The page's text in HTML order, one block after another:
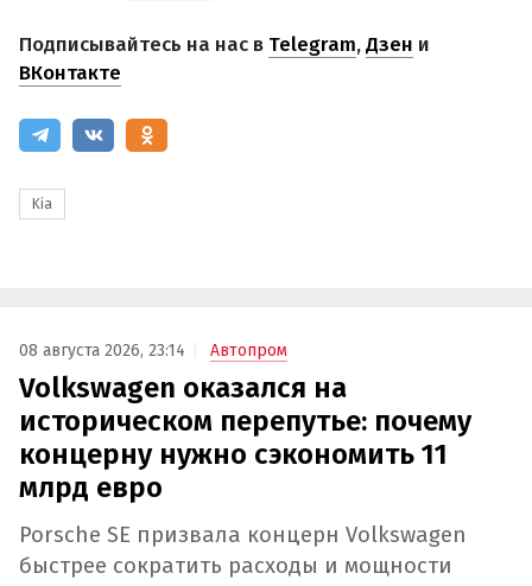
Подписывайтесь на нас в Telegram,Дзен и
ВКонтакте
Kia
08 августа 2026, 23:14 Автопром
Volkswagen оказался на
историческом перепутье: почему
концерну нужно сэкономить 11
млрд евро
Porsche SE призвала концерн Volkswagen
быстрее сократить расходы и мощности